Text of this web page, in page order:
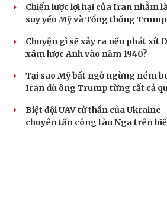
Chiến lược lợi hại của Iran nhằm
suy yếu Mỹ và Tổng thống Trump
Chuyện gì sẽ xảy ra nếu phát xít
xâm lược Anh vào năm 1940?
Tại sao Mỹ bất ngờ ngừng ném
Iran dù ông Trump từng rất cả
Biệt đội UAV tử thần của Ukraine
chuyên tấn công tàu Nga trên